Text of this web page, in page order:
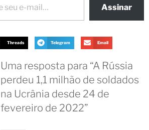
Assinar
Threads Telegram Email
Uma resposta para “A Rússia
perdeu 1,1 milhão de soldados
na Ucrânia desde 24 de
fevereiro de 2022”